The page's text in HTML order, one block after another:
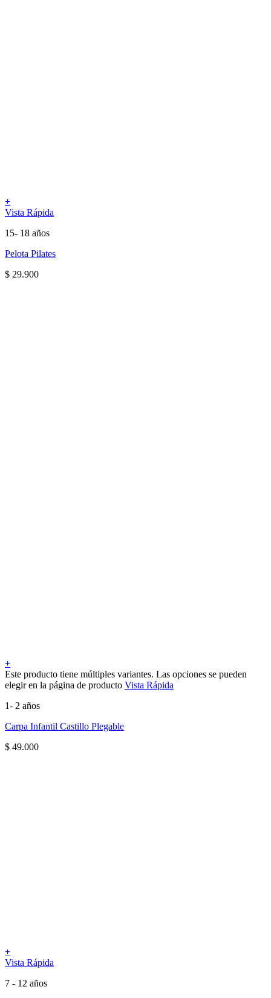
+
Vista Rápida
15- 18 años
Pelota Pilates
$ 29.900
+
Este producto tiene múltiples variantes. Las opciones se pueden
elegir en la página de producto Vista Rápida
1- 2 años
Carpa Infantil Castillo Plegable
$ 49.000
+
Vista Rápida
7 - 12 años